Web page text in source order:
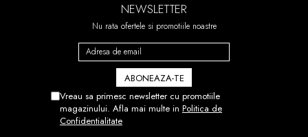
NEWSLETTER
Nu rata ofertele si promotiile noastre
Vreau sa primesc newsletter cu promotiile
magazinului. Afla mai multe in Politica de
Confidentialitate